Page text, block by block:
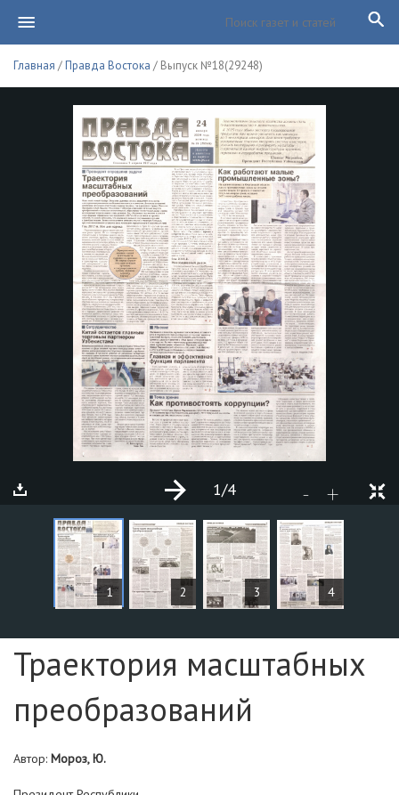
Главная /Правда Востока / Выпуск №18(29248)
1 2 3 4
- +
1/4
СТАТЬИ
Страница №1
Траектория масштабных
преобразований
Автор: Мороз, Ю.